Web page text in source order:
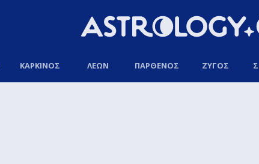
ΚΑΡΚΙΝΟΣ ΛΕΩΝ ΠΑΡΘΕΝΟΣ ΖΥΓΟΣ